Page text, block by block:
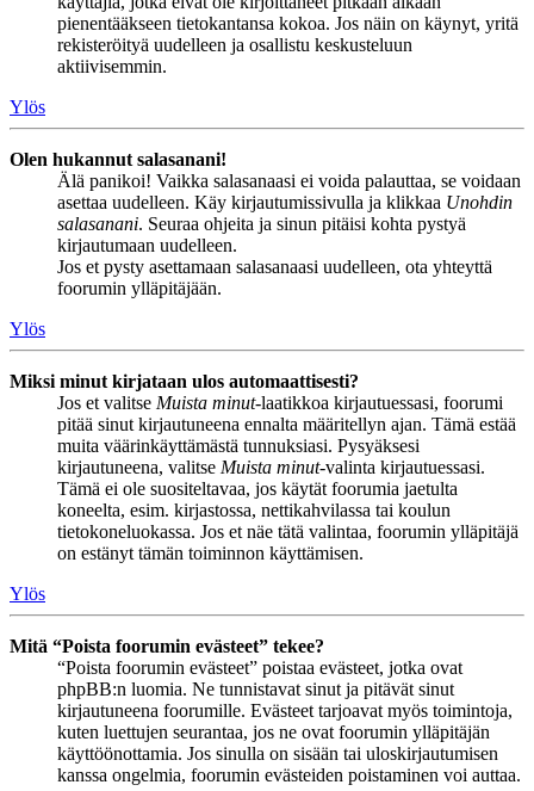
pienentääkseen tietokantansa kokoa. Jos näin on käynyt, yritä
rekisteröityä uudelleen ja osallistu keskusteluun
aktiivisemmin.
Ylös
Olen hukannut salasanani!
Älä panikoi! Vaikka salasanaasi ei voida palauttaa, se voidaan
asettaa uudelleen. Käy kirjautumissivulla ja klikkaa Unohdin
salasanani. Seuraa ohjeita ja sinun pitäisi kohta pystyä
kirjautumaan uudelleen.
Jos et pysty asettamaan salasanaasi uudelleen, ota yhteyttä
foorumin ylläpitäjään.
Ylös
Miksi minut kirjataan ulos automaattisesti?
Jos et valitse Muista minut-laatikkoa kirjautuessasi, foorumi
pitää sinut kirjautuneena ennalta määritellyn ajan. Tämä estää
muita väärinkäyttämästä tunnuksiasi. Pysyäksesi
kirjautuneena, valitse Muista minut-valinta kirjautuessasi.
Tämä ei ole suositeltavaa, jos käytät foorumia jaetulta
koneelta, esim. kirjastossa, nettikahvilassa tai koulun
tietokoneluokassa. Jos et näe tätä valintaa, foorumin ylläpitäjä
on estänyt tämän toiminnon käyttämisen.
Ylös
Mitä “Poista foorumin evästeet” tekee?
“Poista foorumin evästeet” poistaa evästeet, jotka ovat
phpBB:n luomia. Ne tunnistavat sinut ja pitävät sinut
kirjautuneena foorumille. Evästeet tarjoavat myös toimintoja,
kuten luettujen seurantaa, jos ne ovat foorumin ylläpitäjän
käyttöönottamia. Jos sinulla on sisään tai uloskirjautumisen
kanssa ongelmia, foorumin evästeiden poistaminen voi auttaa.